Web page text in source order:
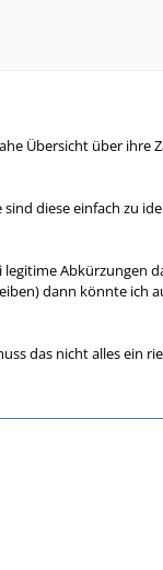
Übersicht über ihre
diese einfach zu
Abkürzungen
dann könnte ich
das nicht alles ein